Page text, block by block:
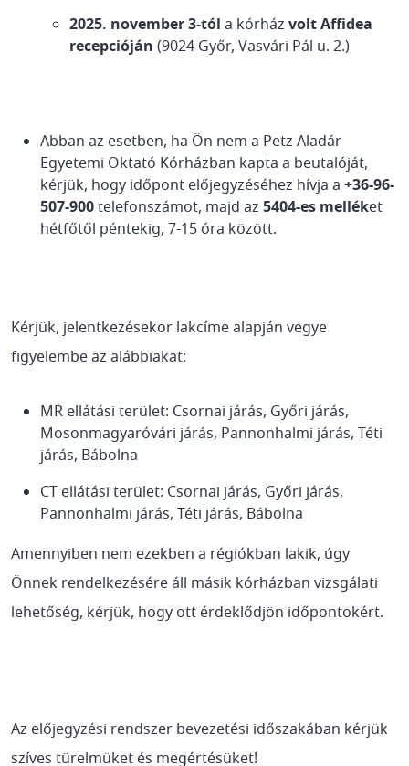
2025. november 3-tól a kórház volt Affidea
recepcióján (9024 Győr, Vasvári Pál u. 2.)
Abban az esetben, ha Ön nem a Petz Aladár
Egyetemi Oktató Kórházban kapta a beutalóját,
kérjük, hogy időpont előjegyzéséhez hívja a +36-96-
507-900telefonszámot, majd az 5404-es melléket
hétfőtől péntekig, 7-15 óra között.
Kérjük, jelentkezésekor lakcíme alapján vegye
figyelembe az alábbiakat:
MR ellátási terület: Csornai járás, Győri járás,
Mosonmagyaróvári járás, Pannonhalmi járás, Téti
járás, Bábolna
CT ellátási terület: Csornai járás, Győri járás,
Pannonhalmi járás, Téti járás, Bábolna
Amennyiben nem ezekben a régiókban lakik, úgy
Önnek rendelkezésére áll másik kórházban vizsgálati
lehetőség, kérjük, hogy ott érdeklődjön időpontokért.
Az előjegyzési rendszer bevezetési időszakában kérjük
szíves türelmüket és megértésüket!